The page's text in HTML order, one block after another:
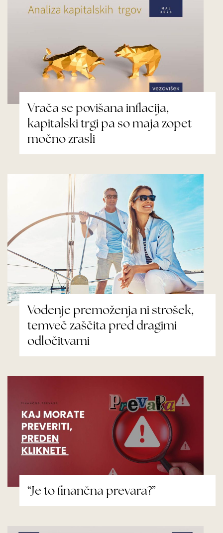
Vrača se povišana inflacija,
kapitalski trgi pa so maja zopet
močno zrasli
Vodenje premoženja ni strošek,
temveč zaščita pred dragimi
odločitvami
“Je to finančna prevara?”